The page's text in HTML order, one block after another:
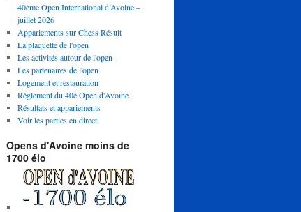
40ème Open International d’Avoine –
juillet 2026
Appariements sur Chess Résult
La plaquette de l'open
Les activités autour de l'open
Les partenaires de l'open
Logement et restauration
Règlement du 40è Open d'Avoine
Résultats et appariements
Voir les parties en direct
Opens d'Avoine moins de
1700 élo